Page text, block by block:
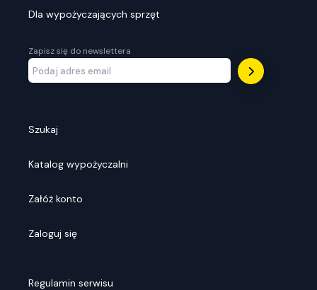
Dla wypożyczających sprzęt
Zapisz się do newslettera
Szukaj
Katalog wypożyczalni
Załóż konto
Zaloguj się
Regulamin serwisu